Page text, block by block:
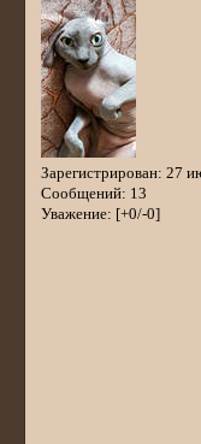
Зарегистрирован: 27
Сообщений: 13
Уважение: [+0/-0]